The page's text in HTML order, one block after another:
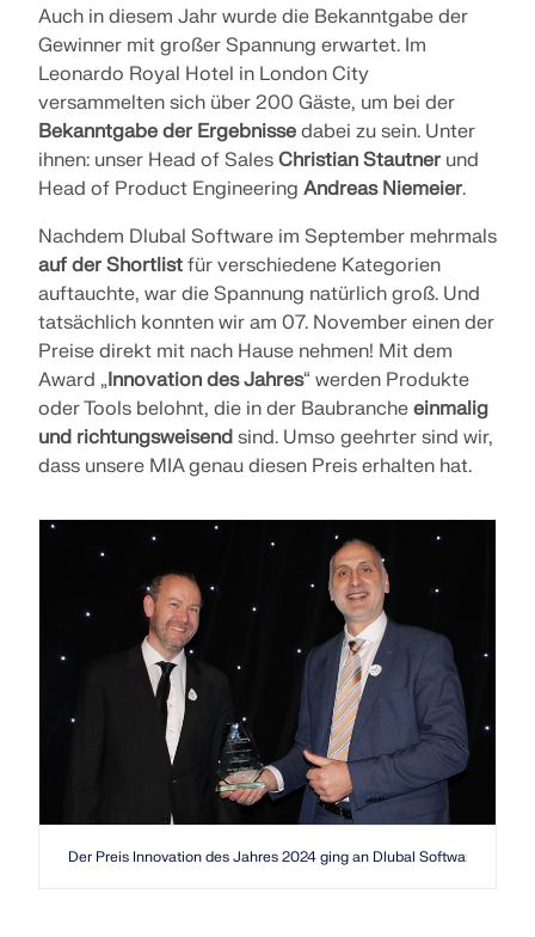
Dlubal API
Der neue Dlubal API-Dienst (gRPC) bietet Ihnen eine
flexible Schnittstelle zur Statiksoftware auf Basis
von Python und C# mit direktem Zugriff auf die
gesamte Dlubal-Produktpalette.
EINSTIEG MIT API
Add-Ons
Zusätzliche Analysen
Dynamische Analysen
Sonderlösungen
RSECTION 1
Benutzerdefinierte Querschnittsberechnungen
Weitere Infos
RWIND 3
CFD-Software für digitale Windkanäle
Weitere Infos
Dlubal API
Schnell Antworten finden
Finden Sie schnelle Antworten auf häufig gestellte
Fragen zu Dlubal Software. Durchsuchen oder filtern
Sie Hunderte von FAQs, um Probleme im
Handumdrehen zu lösen.
FAQ ANZEIGEN
Entdecken Sie innovative Tools und Verbesserungen,
die Ihren technischen Arbeitsablauf optimieren.
NEUE FEATURES ENTDECKEN
Kostenfreie Zone von Dlubal Software
Sie können sich jederzeit fachkundig helfen lassen.
Als Benutzer von Service Contract Pro profitieren Sie
von kostenloser KI-Unterstützung, E-Mail-Support,
ERSTE SCHRITTE
Statiksoftware für Studenten gratis
Tausende Studenten weltweit profitieren bereits von
Dlubal Software. Genießen Sie während Ihres
Schulungen und kompetenten Support.
KOSTENLOSE LIZENZ ERHALTEN
UNSERE KUNDEN
Treffen Sie die Experten
Unsere engagierten Ingenieure stehen Ihnen
Bemessung und bei technischen Herausforderungen
MIT DEM SUPPORT IN VERBINDUNG TRETEN
Ingenieurwesens gestaltet. Erleben Sie Innovation,
Wachstum und spannende Herausforderungen.
IHRE KARRIEREMÖGLICHKEITEN
Werden Sie Teil eines weltweit führenden Anbieters
von Ingenieursoftware und bringen Sie Ihre Karriere
auf ein neues Niveau.
OFFENE STELLEN ENTDECKEN
ANMELDEN
KONTO ERSTELLEN
Auch in diesem Jahr wurde die Bekanntgabe der
Gewinner mit großer Spannung erwartet. Im
Leonardo Royal Hotel in London City
versammelten sich über 200 Gäste, um bei der
Bekanntgabe der Ergebnisse dabei zu sein. Unter
ihnen: unser Head of Sales Christian Stautner und
Head of Product Engineering Andreas Niemeier.
Nachdem Dlubal Software im September mehrmals
auf der Shortlist für verschiedene Kategorien
auftauchte, war die Spannung natürlich groß. Und
tatsächlich konnten wir am 07. November einen der
Preise direkt mit nach Hause nehmen! Mit dem
Award „Innovation des Jahres“ werden Produkte
oder Tools belohnt, die in der Baubranche einmalig
und richtungsweisend sind. Umso geehrter sind wir,
dass unsere MIA genau diesen Preis erhalten hat.
Der Preis Innovation des Jahres 2024 ging an Dlubal Software.